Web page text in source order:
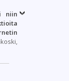
niin